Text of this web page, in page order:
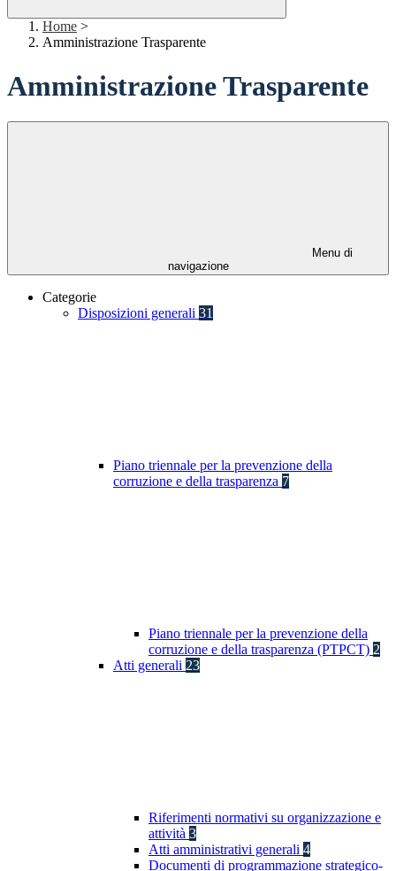
Home >
Amministrazione Trasparente
Amministrazione Trasparente
Menu di
navigazione
Categorie
Disposizioni generali 31
Piano triennale per la prevenzione della
corruzione e della trasparenza 7
Piano triennale per la prevenzione della
corruzione e della trasparenza (PTPCT) 2
Atti generali 23
Riferimenti normativi su organizzazione e
attività 3
Atti amministrativi generali 4
Documenti di programmazione strategico-